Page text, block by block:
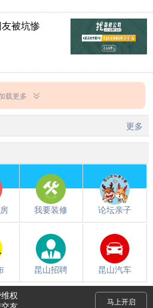
被坑惨
载更多
更多
我要装修 论坛亲子
昆山招聘 昆山汽车
下载个昆山论坛APP吧~~
权
友
马上开启